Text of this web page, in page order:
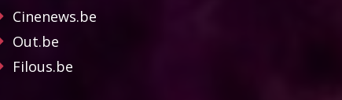
Cinenews.be
Out.be
Filous.be